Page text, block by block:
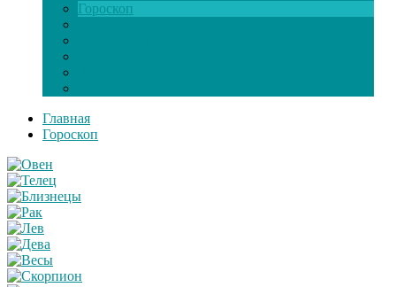
Гороскоп
Главная
Гороскоп